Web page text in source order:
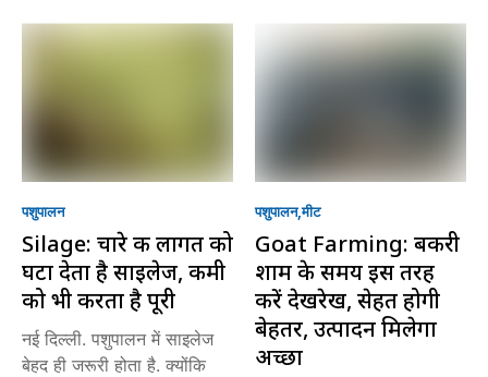
पशुपालन
Silage: चारे की लागत को
घटा देता है साइलेज, कमी
को भी करता है पूरी
नई दिल्ली. पशुपालन में साइलेज
बेहद ही जरूरी होता है. क्योंकि
पशुपालन मीट
Goat Farming: बकरी
शाम के समय इस तरह
करें देखरेख, सेहत होगी
बेहतर, उत्पादन मिलेगा
अच्छा